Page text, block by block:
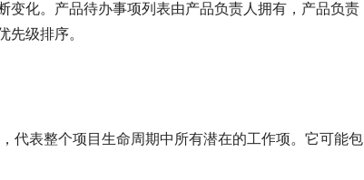
变化。产品待办事项列表由产品负责人拥有，产品负责
先级排序。
代表整个项目生命周期中所有潜在的工作项。它可能包